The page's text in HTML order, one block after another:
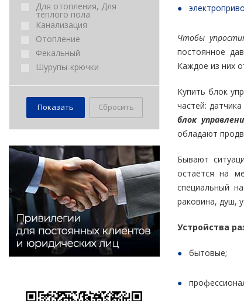
Чтобы
постоянное
Каждое из них
Купить блок
частей:
блок
обладают
Бывают
остаётся на
специальный
раковина, душ,
Устройства
бытовые;
Для отопления, Для
теплого пола
Канализация
Отопление
Фекальный
Шурупы-крючки
Сбросить